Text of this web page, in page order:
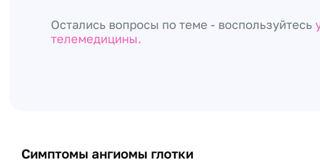
Остались вопросы по теме - воспользуйтесь
телемедицины.
Симптомы ангиомы глотки